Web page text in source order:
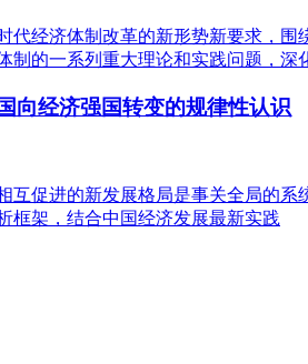
代经济体制改革的新形势新要求，
制的一系列重大理论和实践问题，
向经济强国转变的规律性认识
互促进的新发展格局是事关全局的
框架，结合中国经济发展最新实践